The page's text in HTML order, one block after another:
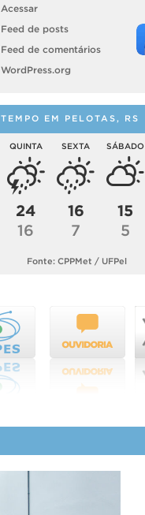
Acessar
Feed de posts
Feed de comentários
WordPress.org
TEMPO EM PELOTAS, RS
QUINTA
24
16
SEXTA
16
7
SÁBADO
15
5
Fonte: CPPMet / UFPel